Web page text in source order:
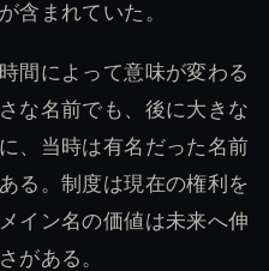
含まれていた。
間によって意味が変わる
な名前でも、後に大きな
、当時は有名だった名前
る。制度は現在の権利を
イン名の価値は未来へ伸
がある。